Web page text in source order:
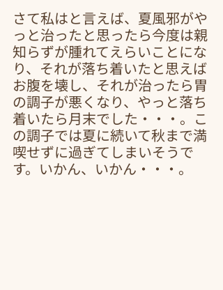
さて私はと言えば、夏風邪がや
っと治ったと思ったら今度は親
知らずが腫れてえらいことにな
り、それが落ち着いたと思えば
お腹を壊し、それが治ったら胃
の調子が悪くなり、やっと落ち
着いたら月末でした・・・。こ
の調子では夏に続いて秋まで満
喫せずに過ぎてしまいそうで
す。いかん、いかん・・・。